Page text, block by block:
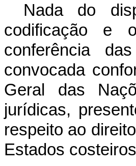
Nada do
codificação e
conferência
convocada
Geral das
jurídicas,
respeito ao
Estados